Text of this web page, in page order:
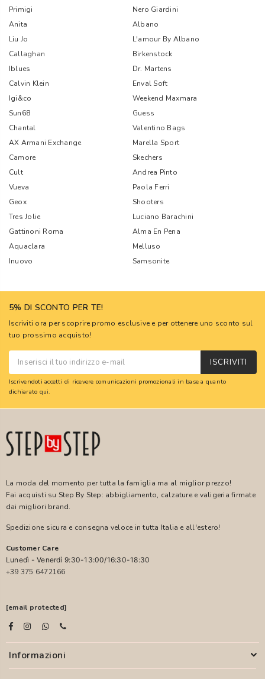
Primigi
Nero Giardini
Anita
Albano
Liu Jo
L'amour By Albano
Callaghan
Birkenstock
Iblues
Dr. Martens
Calvin Klein
Enval Soft
Igi&co
Weekend Maxmara
Sun68
Guess
Chantal
Valentino Bags
AX Armani Exchange
Marella Sport
Camore
Skechers
Cult
Andrea Pinto
Vueva
Paola Ferri
Geox
Shooters
Tres Jolie
Luciano Barachini
Gattinoni Roma
Alma En Pena
Aquaclara
Melluso
Inuovo
Samsonite
5% DI SCONTO PER TE!
Iscriviti ora per scoprire promo esclusive e per ottenere uno sconto sul
tuo prossimo acquisto!
ISCRIVITI
Iscrivendoti accetti di ricevere comunicazioni promozionali in base a quanto
dichiarato qui.
La moda del momento per tutta la famiglia ma al miglior prezzo!
Fai acquisti su Step By Step: abbigliamento, calzature e valigeria firmate
dai migliori brand.
Spedizione sicura e consegna veloce in tutta Italia e all'estero!
Customer Care
Lunedì - Venerdì 9:30-13:00/16:30-18:30
+39 375 6472166
[email protected]
Informazioni